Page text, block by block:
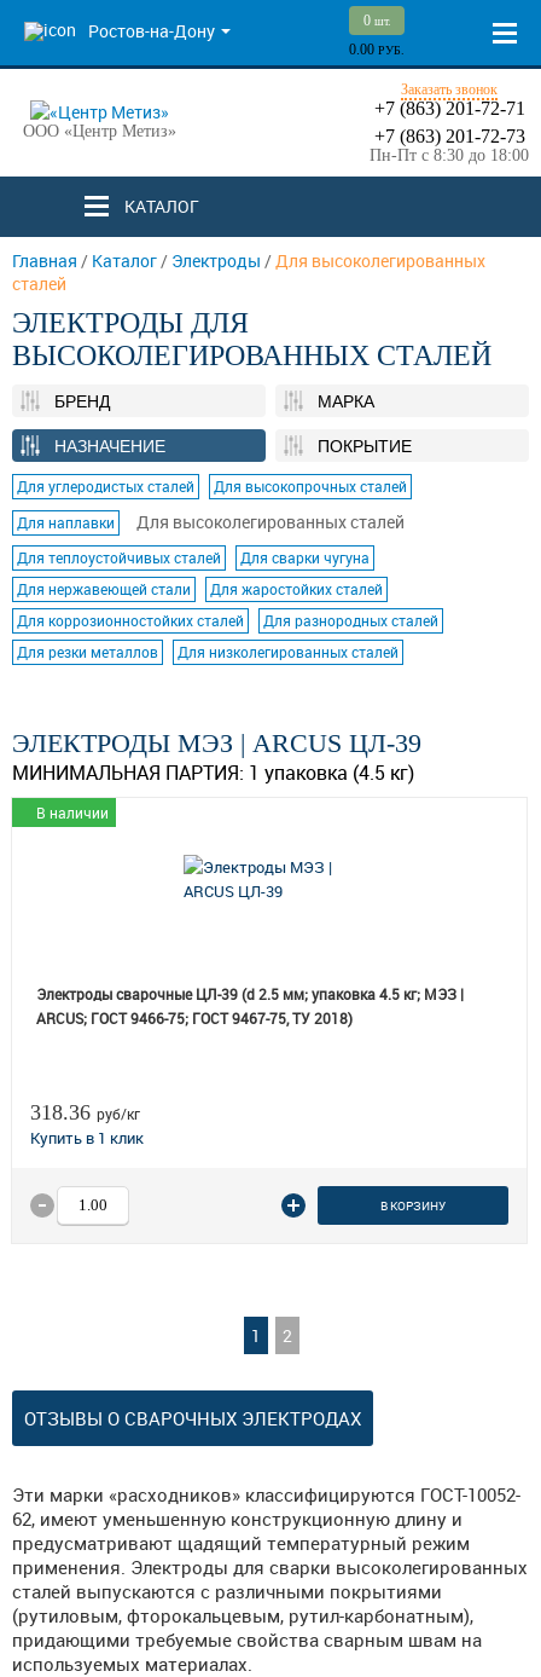
Ростов-на-Дону 0 шт.
0.00 РУБ.
ООО «Центр Метиз»
Заказать звонок
+7 (863) 201-72-71
+7 (863) 201-72-73
Пн-Пт с 8:30 до 18:00
КАТАЛОГ
Главная / Каталог/ Электроды /Для высоколегированных
сталей
ЭЛЕКТРОДЫ ДЛЯ
ВЫСОКОЛЕГИРОВАННЫХ СТАЛЕЙ
БРЕНД МАРКА
НАЗНАЧЕНИЕ ПОКРЫТИЕ
Для углеродистых сталей
Для высокопрочных сталей
Для наплавки
Для высоколегированных сталей
Для теплоустойчивых сталей
Для сварки чугуна
Для нержавеющей стали
Для жаростойких сталей
Для коррозионностойких сталей
Для разнородных сталей
Для резки металлов
Для низколегированных сталей
ЭЛЕКТРОДЫ МЭЗ | ARCUS ЦЛ-39
МИНИМАЛЬНАЯ ПАРТИЯ: 1 упаковка (4.5 кг)
В наличии
Электроды сварочные ЦЛ-39 (d 2.5 мм; упаковка 4.5 кг; МЭЗ |
ARCUS; ГОСТ 9466-75; ГОСТ 9467-75, ТУ 2018)
318.36 руб/кг
В КОРЗИНУ
1 2
ОТЗЫВЫ О СВАРОЧНЫХ ЭЛЕКТРОДАХ
Эти марки «расходников» классифицируются ГОСТ-10052-
62, имеют уменьшенную конструкционную длину и
предусматривают щадящий температурный режим
применения. Электроды для сварки высоколегированных
сталей выпускаются с различными покрытиями
(рутиловым, фторокальцевым, рутил-карбонатным),
придающими требуемые свойства сварным швам на
используемых материалах.